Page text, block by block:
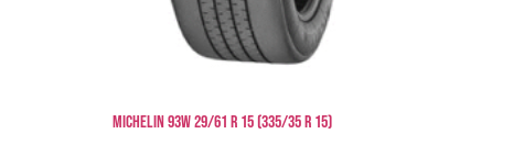
MICHELIN 93W 29/61 R 15 (335/35 R 15)